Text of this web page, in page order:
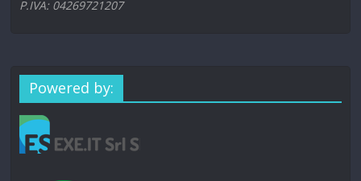
P.IVA: 04269721207
Powered by: